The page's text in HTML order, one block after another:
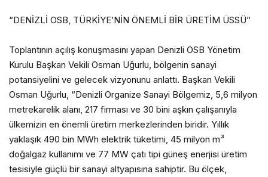
“DENİZLİ OSB, TÜRKİYE’NİN ÖNEMLİ BİR ÜRETİM ÜSSÜ”
Toplantının açılış konuşmasını yapan Denizli OSB Yönetim
Kurulu Başkan Vekili Osman Uğurlu, bölgenin sanayi
potansiyelini ve gelecek vizyonunu anlattı. Başkan Vekili
Osman Uğurlu, “Denizli Organize Sanayi Bölgemiz, 5,6 milyon
metrekarelik alanı, 217 firması ve 30 bini aşkın çalışanıyla
ülkemizin en önemli üretim merkezlerinden biridir. Yıllık
yaklaşık 490 bin MWh elektrik tüketimi, 45 milyon m³
doğalgaz kullanımı ve 77 MW çatı tipi güneş enerjisi üretim
tesisiyle güçlü bir sanayi altyapısına sahiptir. Bu ölçek,